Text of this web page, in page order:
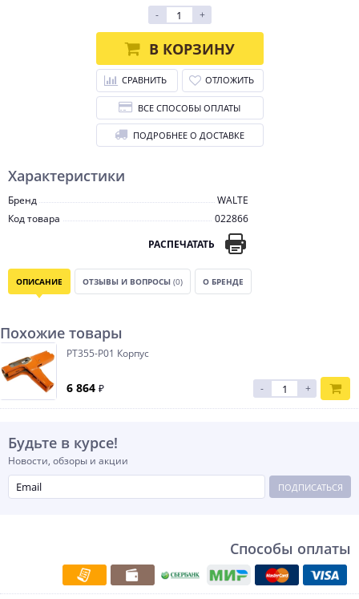
Характеристики
Бренд
WALTE
Код товара
022866
РАСПЕЧАТАТЬ
-
+
В КОРЗИНУ
СРАВНИТЬ ОТЛОЖИТЬ
ВСЕ СПОСОБЫ ОПЛАТЫ
ПОДРОБНЕЕ О ДОСТАВКЕ
ОПИСАНИЕ ОТЗЫВЫ И ВОПРОСЫ (0) О БРЕНДЕ
Похожие товары
PT355-P01 Корпус
6 864 ₽ - +
Будьте в курсе!
Новости, обзоры и акции
ПОДПИСАТЬСЯ
Способы оплаты